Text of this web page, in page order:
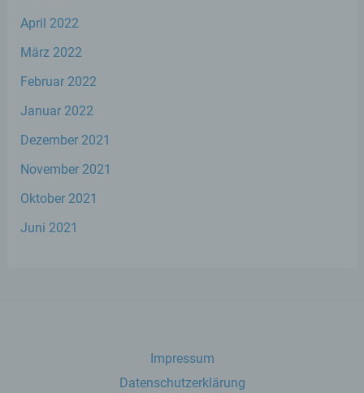
April 2022
März 2022
Februar 2022
Januar 2022
Dezember 2021
November 2021
Oktober 2021
Juni 2021
Impressum
Datenschutzerklärung
widersprechen. Ferner können bereits gesetzte
andere Softwareprogramme gelöscht werden. Dies
Deaktiviert die betroffene Person die Setzung von
unter Umständen nicht alle Funktionen unserer
Internetseite vollumfänglich nutzbar.
Erfassung von allgemeinen Daten und
Die Internetseite erfasst mit jedem Aufruf der
verwendete Betriebssystem, (3) die Internetseite,
von welcher ein zugreifendes System auf unsere
Internetseite gelangt (sogenannte Referrer), (4) die